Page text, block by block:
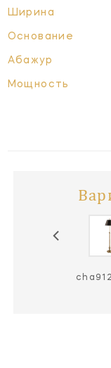
Ширина
Основание
Абажур
Мощность